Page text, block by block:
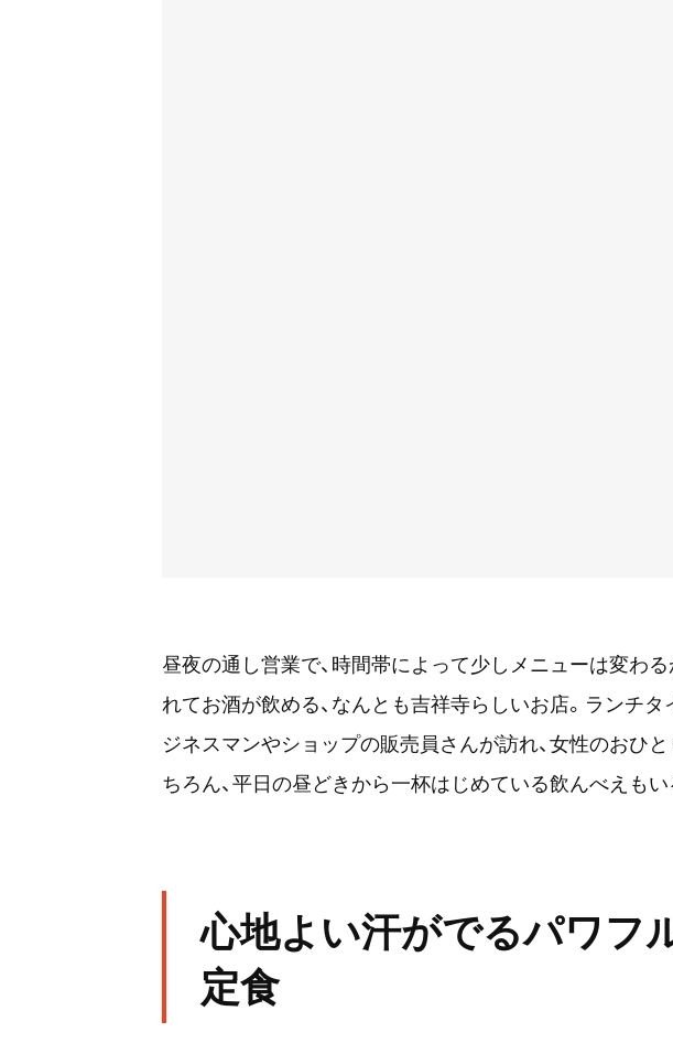
昼夜の通し営業で、時間帯によって少しメニューは変わ
れてお酒が飲める、なんとも吉祥寺らしいお店。ランチ
ジネスマンやショップの販売員さんが訪れ、女性のおひ
ちろん、平日の昼どきから一杯はじめている飲んべえもい
心地よい汗がでるパワフ
定食